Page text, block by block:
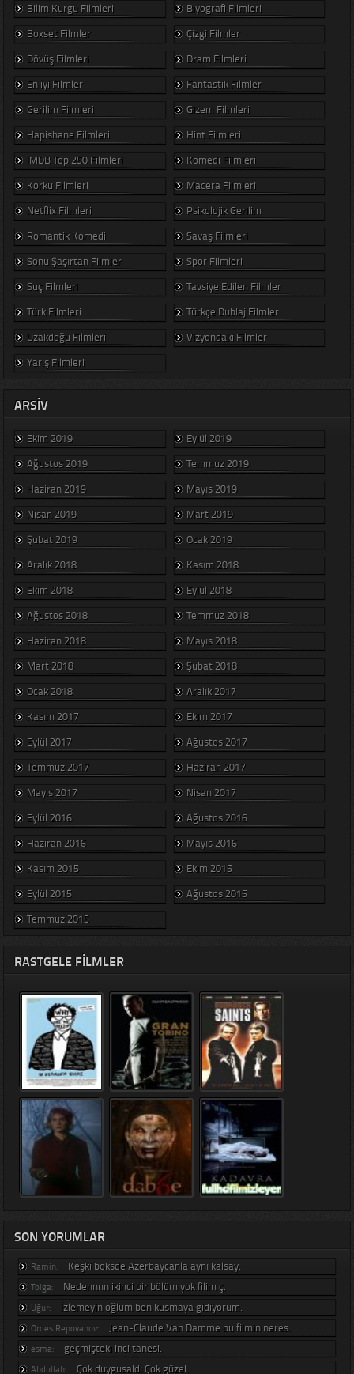
Bilim Kurgu Filmleri
Biyografi Filmleri
Boxset Filmler
Çizgi Filmler
Dövüş Filmleri
Dram Filmleri
En iyi Filmler
Fantastik Filmler
Gerilim Filmleri
Gizem Filmleri
Hapishane Filmleri
Hint Filmleri
IMDB Top 250 Filmleri
Komedi Filmleri
Korku Filmleri
Macera Filmleri
Netflix Filmleri
Psikolojik Gerilim
Romantik Komedi
Savaş Filmleri
Sonu Şaşırtan Filmler
Spor Filmleri
Suç Filmleri
Tavsiye Edilen Filmler
Türk Filmleri
Türkçe Dublaj Filmler
Uzakdoğu Filmleri
Vizyondaki Filmler
Yarış Filmleri
ARSIV
Ekim 2019
Eylül 2019
Ağustos 2019
Temmuz 2019
Haziran 2019
Mayıs 2019
Nisan 2019
Mart 2019
Şubat 2019
Ocak 2019
Aralık 2018
Kasım 2018
Ekim 2018
Eylül 2018
Ağustos 2018
Temmuz 2018
Haziran 2018
Mayıs 2018
Mart 2018
Şubat 2018
Ocak 2018
Aralık 2017
Kasım 2017
Ekim 2017
Eylül 2017
Ağustos 2017
Temmuz 2017
Haziran 2017
Mayıs 2017
Nisan 2017
Eylül 2016
Ağustos 2016
Haziran 2016
Mayıs 2016
Kasım 2015
Ekim 2015
Eylül 2015
Ağustos 2015
Temmuz 2015
RASTGELE FILMLER
SON YORUMLAR
Ramin: Keşki boksde Azerbaycanla aynı kalsay.
Tolga: Nedennnn ikinci bir bölüm yok filim ç.
Uğur: İzlemeyin oğlum ben kusmaya gidiyorum.
Ordes Repovanov: Jean-Claude Van Damme bu filmin neres.
esma: geçmişteki inci tanesi.
Abdullah: Çok duygusaldı Çok güzel.